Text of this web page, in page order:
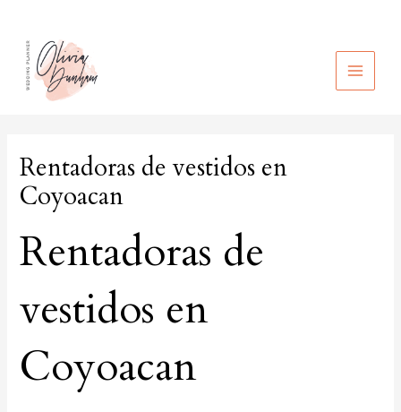
contenido
MAIN
Rentadoras de vestidos en
Coyoacan
Rentadoras de
vestidos en
Coyoacan